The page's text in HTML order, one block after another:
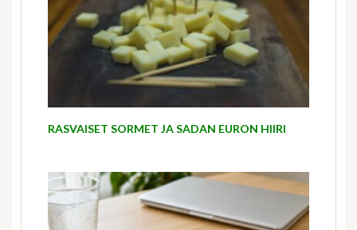
RASVAISET SORMET JA SADAN EURON HIIRI